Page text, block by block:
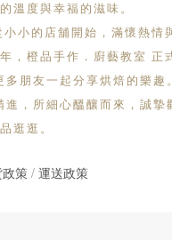
溫度與幸福的滋味。
小的店舖開始，滿懷熱情
，橙品手作．廚藝教室 正
朋友一起分享烘焙的樂趣
，所細心醞釀而來，誠摯
品逛逛。
策/ 運送政策